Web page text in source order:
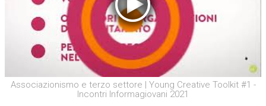
Associazionismo e terzo settore | Young Creative Toolkit #1 -
Incontri Informagiovani 2021